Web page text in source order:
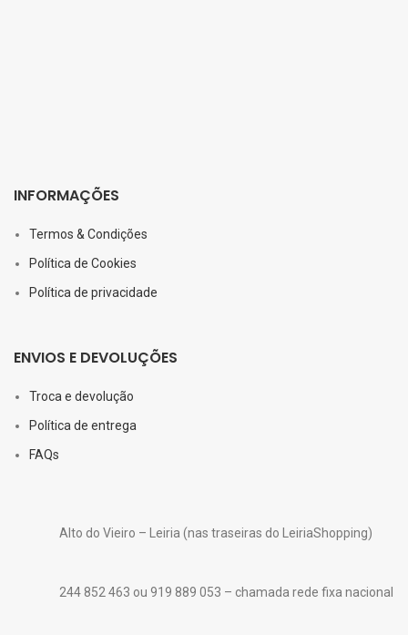
INFORMAÇÕES
Termos & Condições
Política de Cookies
Política de privacidade
ENVIOS E DEVOLUÇÕES
Troca e devolução
Política de entrega
FAQs
Alto do Vieiro – Leiria (nas traseiras do LeiriaShopping)
244 852 463 ou 919 889 053 – chamada rede fixa nacional